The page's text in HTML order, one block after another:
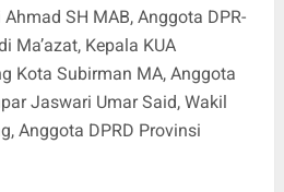
SH MAB, Anggota DPR-
Ma’azat, Kepala KUA
Kota Subirman MA, Anggota
Jaswari Umar Said, Wakil
Anggota DPRD Provinsi